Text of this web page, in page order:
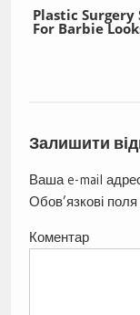
Plastic
For Barbie
Залишити
Ваша e-mail
Обов’язкові поля
Коментар